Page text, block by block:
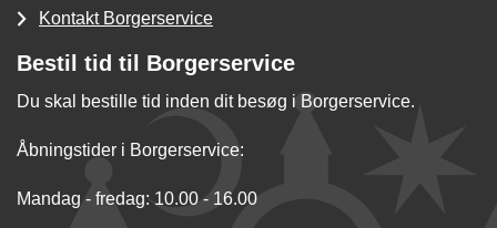
Kontakt Borgerservice
Bestil tid til Borgerservice
Du skal bestille tid inden dit besøg i Borgerservice.
Åbningstider i Borgerservice:
Mandag - fredag: 10.00 - 16.00